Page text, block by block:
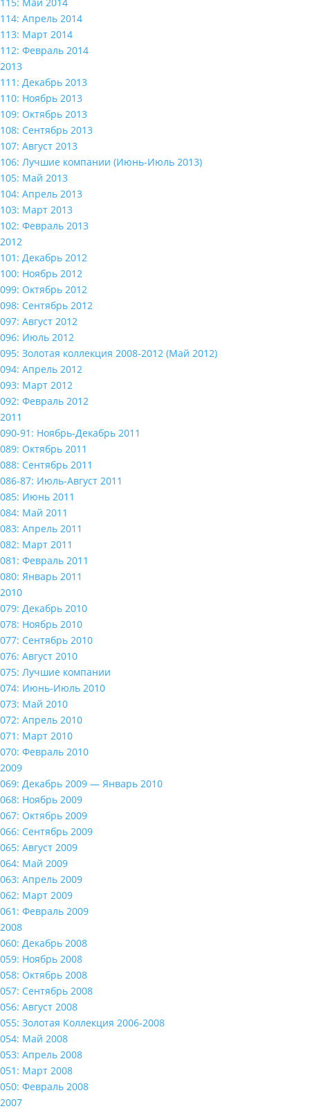
114: Апрель 2014
113: Март 2014
112: Февраль 2014
2013
111: Декабрь 2013
110: Ноябрь 2013
109: Октябрь 2013
108: Сентябрь 2013
107: Август 2013
106: Лучшие компании (Июнь-Июль 2013)
105: Май 2013
104: Апрель 2013
103: Март 2013
102: Февраль 2013
2012
101: Декабрь 2012
100: Ноябрь 2012
099: Октябрь 2012
098: Сентябрь 2012
097: Август 2012
096: Июль 2012
095: Золотая коллекция 2008-2012 (Май 2012)
094: Апрель 2012
093: Март 2012
092: Февраль 2012
2011
090-91: Ноябрь-Декабрь 2011
089: Октябрь 2011
088: Сентябрь 2011
086-87: Июль-Август 2011
085: Июнь 2011
084: Май 2011
083: Апрель 2011
082: Март 2011
081: Февраль 2011
080: Январь 2011
2010
079: Декабрь 2010
078: Ноябрь 2010
077: Сентябрь 2010
076: Август 2010
075: Лучшие компании
074: Июнь-Июль 2010
073: Май 2010
072: Апрель 2010
071: Март 2010
070: Февраль 2010
2009
069: Декабрь 2009 — Январь 2010
068: Ноябрь 2009
067: Октябрь 2009
066: Сентябрь 2009
065: Август 2009
064: Май 2009
063: Апрель 2009
062: Март 2009
061: Февраль 2009
2008
060: Декабрь 2008
059: Ноябрь 2008
058: Октябрь 2008
057: Сентябрь 2008
056: Август 2008
055: Золотая Коллекция 2006-2008
054: Май 2008
053: Апрель 2008
051: Март 2008
050: Февраль 2008
2007